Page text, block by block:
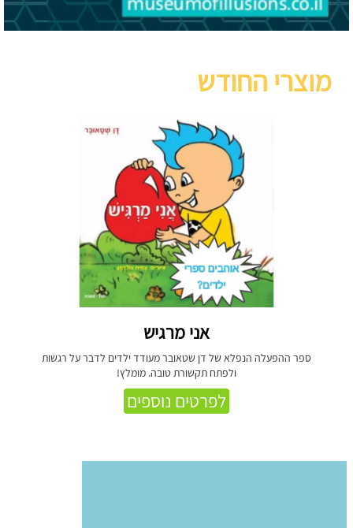
מוצרי החודש
אני מרגיש
ספר ההפעלה הנפלא של דן שטאובר מעודד ילדים לדבר על רגשות
ולפתח תקשורת טובה. מומלץ!
לפרטים נוספים